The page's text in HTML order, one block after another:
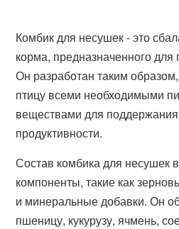
Комбик для несушек - это
корма, предназначенного
Он разработан таким
птицу всеми необходимыми
веществами для
продуктивности.
Состав комбика для несушек
компоненты, такие как
и минеральные добавки. Он
пшеницу, кукурузу, ячмень,